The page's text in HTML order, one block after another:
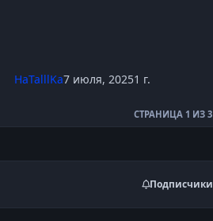
HaTalllKa7 июля, 20251 г.
СТРАНИЦА 1 ИЗ 3
Подписчики